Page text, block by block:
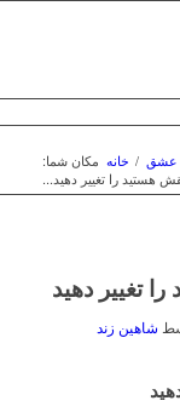
مکان شما: خانه / عشق
را تغییر دهید...
تغییر دهید
شاهین زند